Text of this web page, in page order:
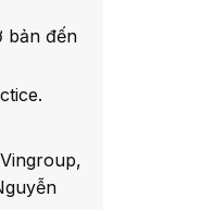
bản đến